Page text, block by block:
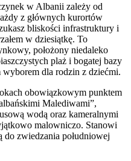
w Albanii zależy od
z głównych kurortów
bliskości infrastruktury i
w dziesiątkę. To
położony niedaleko
plaż i bogatej bazy
dla rodzin z dziećmi.
obowiązkowym punktem
Malediwami”,
wodą oraz kameralnymi
malowniczo. Stanowi
zwiedzania południowej